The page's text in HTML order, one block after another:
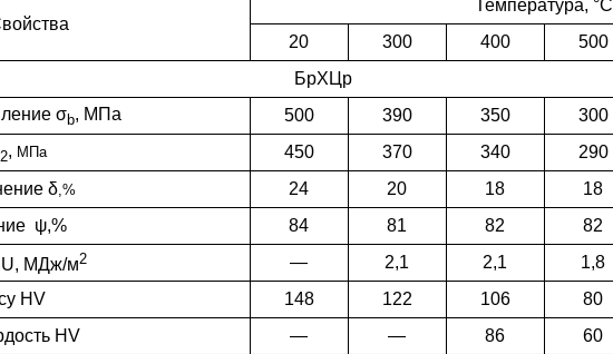
Температура, °С
20
300 400 500
БрХЦр
σb, МПа 500 390 350 300
, МПа 450 370 340 290
δ,% 24 20 18 18
ψ,%
84 81 82 82
МДж/м2 — 2,1 2,1 1,8
HV
148 122 106 80
HV
— — 86 60